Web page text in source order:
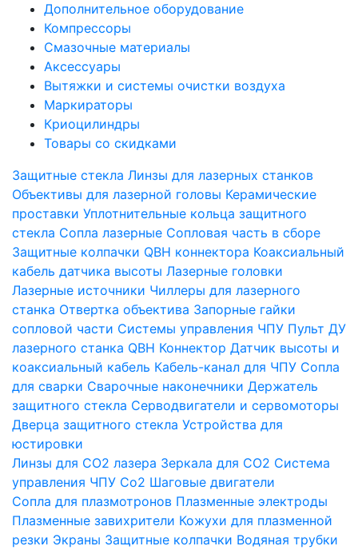
Дополнительное оборудование
Компрессоры
Смазочные материалы
Аксессуары
Вытяжки и системы очистки воздуха
Маркираторы
Криоцилиндры
Товары со скидками
Защитные стекла Линзы для лазерных станков
Объективы для лазерной головы Керамические
проставки Уплотнительные кольца защитного
стекла Сопла лазерные Сопловая часть в сборе
Защитные колпачки QBH коннектора Коаксиальный
кабель датчика высоты Лазерные головки
Лазерные источники Чиллеры для лазерного
станка Отвертка объектива Запорные гайки
сопловой части Системы управления ЧПУ Пульт ДУ
лазерного станка QBH Коннектор Датчик высоты и
коаксиальный кабель Кабель-канал для ЧПУ Сопла
для сварки Сварочные наконечники Держатель
защитного стекла Серводвигатели и сервомоторы
Дверца защитного стекла Устройства для
юстировки
Линзы для СО2 лазера Зеркала для СО2 Система
управления ЧПУ Co2 Шаговые двигатели
Сопла для плазмотронов Плазменные электроды
Плазменные завихрители Кожухи для плазменной
резки Экраны Защитные колпачки Водяная трубки